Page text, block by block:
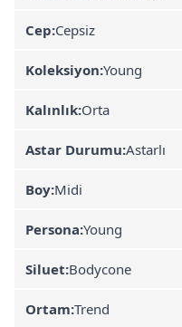
Cep:Cepsiz
Koleksiyon:Young
Kalınlık:Orta
Astar Durumu:Astarlı
Boy:Midi
Persona:Young
Siluet:Bodycone
Ortam:Trend